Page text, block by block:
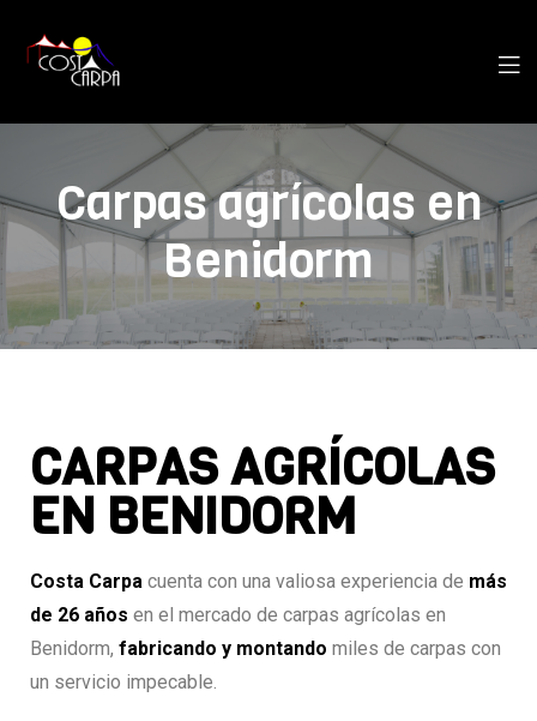
Carpas agrícolas en
Benidorm
CARPAS AGRÍCOLAS
EN BENIDORM
Costa Carpa cuenta con una valiosa experiencia de más
de 26 años en el mercado de carpas agrícolas en
Benidorm, fabricando y montando miles de carpas con
un servicio impecable.